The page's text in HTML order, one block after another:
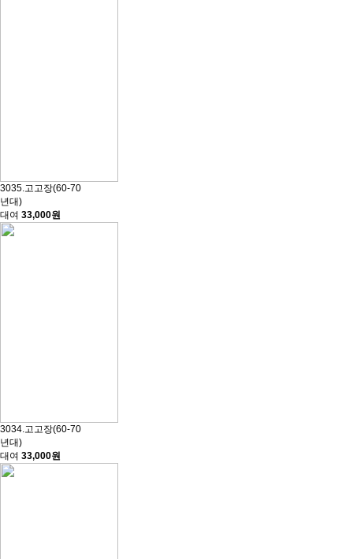
3035.고고장(60-70
년대)
대여 33,000원
3034.고고장(60-70
년대)
대여 33,000원